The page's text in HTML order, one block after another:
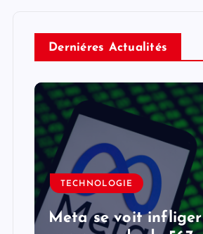
Derniéres Actualités
TECHNOLOGIE
Meta se voit infliger